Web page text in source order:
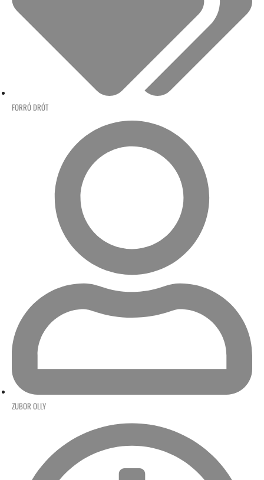
FORRÓ DRÓT
ZUBOR OLLY